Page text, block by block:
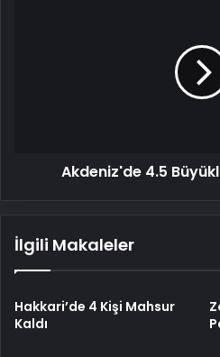
Akdeniz'de 4.5
İlgili Makaleler
Hakkari’de 4 Kişi Mahsur
Kaldı